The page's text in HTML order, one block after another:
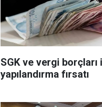
SGK ve vergi borçları
yapılandırma fırsatı